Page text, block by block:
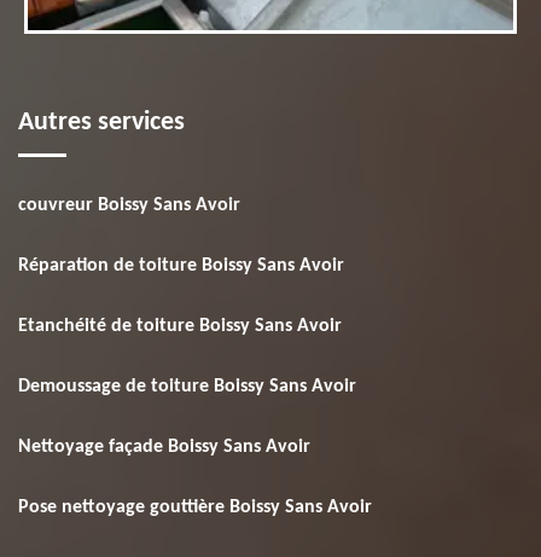
Autres services
couvreur Boissy Sans Avoir
Réparation de toiture Boissy Sans Avoir
Etanchéité de toiture Boissy Sans Avoir
Demoussage de toiture Boissy Sans Avoir
Nettoyage façade Boissy Sans Avoir
Pose nettoyage gouttière Boissy Sans Avoir